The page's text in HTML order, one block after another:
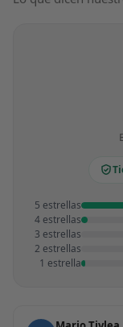
5 estrellas
4 estrellas
3 estrellas
2 estrellas
1 estrella